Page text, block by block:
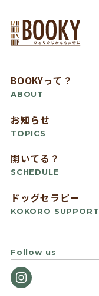
BOOKYって？
ABOUT
お知らせ
TOPICS
開いてる？
SCHEDULE
ドッグセラピー
KOKORO SUPPORT
Follow us